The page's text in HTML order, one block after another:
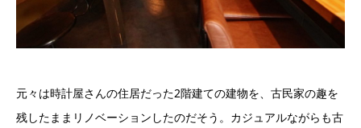
元々は時計屋さんの住居だった2階建ての建物を、古民家の趣を
残したままリノベーションしたのだそう。カジュアルながらも古